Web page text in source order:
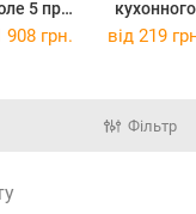
5 пр
(35360)
кухонного
приладдя
908 грн. від 219
Фільтр